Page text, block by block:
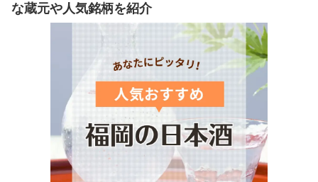
な蔵元や人気銘柄を紹介